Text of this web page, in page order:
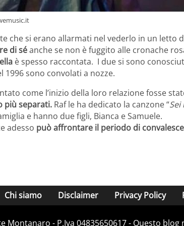
che si erano allarmati nel vederlo in un letto
di séanche se non è fuggito alle cronache
è spesso raccontata. I due si sono
1996 sono convolati a nozze.
come l’inizio della loro relazione fosse
più separati. Raf le ha dedicato la canzone “Sei
e hanno due figli, Bianca e Samuele.
adesso può affrontare il periodo di
Chi siamo Disclaimer Privacy Policy
- P.Iva 04835650617 - Questo